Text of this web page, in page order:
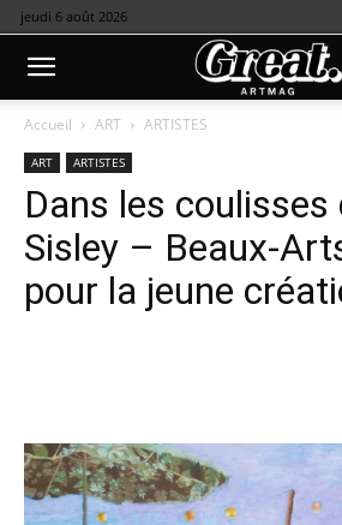
jeudi 6 août 2026
Accueil ART ARTISTES
ART ARTISTES
Dans les coulisses
Sisley – Beaux-
pour la jeune